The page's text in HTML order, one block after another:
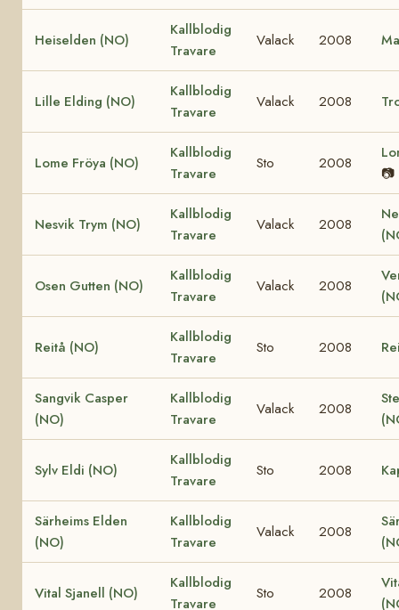
Heiselden (NO)
Kallblodig
Travare
Valack 2008
Lille Elding (NO)
Kallblodig
Travare
Valack 2008
Lome Fröya (NO)
Kallblodig
Travare
Sto 2008
📷
Nesvik Trym (NO)
Kallblodig
Travare
Valack 2008
Osen Gutten (NO)
Kallblodig
Travare
Valack 2008
Reitå (NO)
Kallblodig
Travare
Sto 2008
Sangvik Casper
(NO)
Kallblodig
Travare
Valack 2008
Sylv Eldi (NO)
Kallblodig
Travare
Sto 2008
Särheims Elden
(NO)
Kallblodig
Travare
Valack 2008
Vital Sjanell (NO)
Kallblodig
Travare
Sto 2008